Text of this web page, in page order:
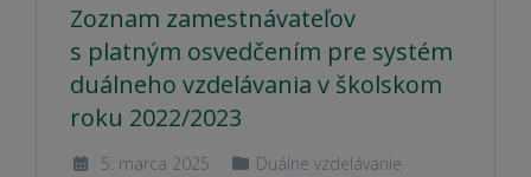
Zoznam zamestnávateľov
s platným osvedčením pre systém
duálneho vzdelávania v školskom
roku 2022/2023
5. marca 2025 Duálne vzdelávanie